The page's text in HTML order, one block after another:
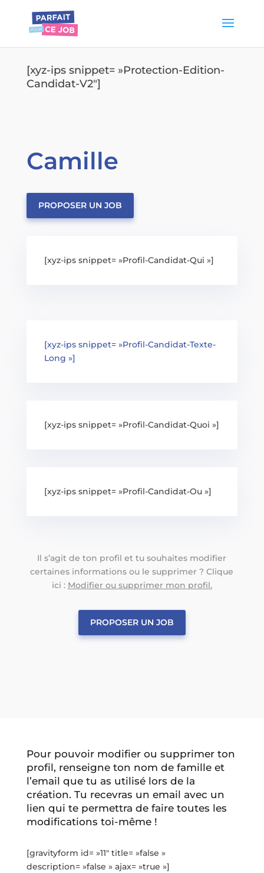
[xyz-ips snippet= »Protection-Edition-
Candidat-V2″]
Camille
PROPOSER UN JOB
[xyz-ips snippet= »Profil-Candidat-Qui »]
[xyz-ips snippet= »Profil-Candidat-Texte-
Long »]
[xyz-ips snippet= »Profil-Candidat-Quoi »]
[xyz-ips snippet= »Profil-Candidat-Ou »]
Il s’agit de ton profil et tu souhaites modifier
certaines informations ou le supprimer ? Clique
ici : Modifier ou supprimer mon profil.
PROPOSER UN JOB
Pour pouvoir modifier ou supprimer ton
profil, renseigne ton nom de famille et
l’email que tu as utilisé lors de la
création. Tu recevras un email avec un
lien qui te permettra de faire toutes les
modifications toi-même !
[gravityform id= »11″ title= »false »
description= »false » ajax= »true »]